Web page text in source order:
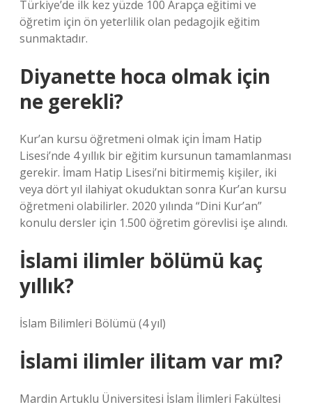
Türkiye’de ilk kez yüzde 100 Arapça eğitimi ve
öğretim için ön yeterlilik olan pedagojik eğitim
sunmaktadır.
Diyanette hoca olmak için
ne gerekli?
Kur’an kursu öğretmeni olmak için İmam Hatip
Lisesi’nde 4 yıllık bir eğitim kursunun tamamlanması
gerekir. İmam Hatip Lisesi’ni bitirmemiş kişiler, iki
veya dört yıl ilahiyat okuduktan sonra Kur’an kursu
öğretmeni olabilirler. 2020 yılında “Dini Kur’an”
konulu dersler için 1.500 öğretim görevlisi işe alındı.
İslami ilimler bölümü kaç
yıllık?
İslam Bilimleri Bölümü (4 yıl)
İslami ilimler ilitam var mı?
Mardin Artuklu Üniversitesi İslam İlimleri Fakültesi